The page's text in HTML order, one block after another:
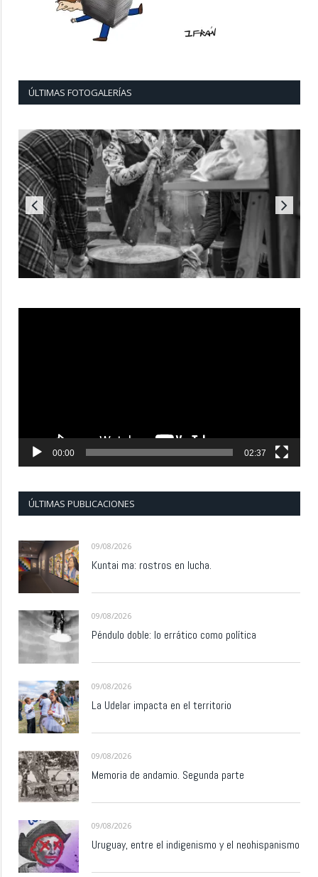
ÚLTIMAS FOTOGALERÍAS
00:00 02:37
ÚLTIMAS PUBLICACIONES
09/08/2026
Kuntai ma: rostros en lucha.
09/08/2026
Péndulo doble: lo errático como política
09/08/2026
La Udelar impacta en el territorio
09/08/2026
Memoria de andamio. Segunda parte
09/08/2026
Uruguay, entre el indigenismo y el neohispanismo